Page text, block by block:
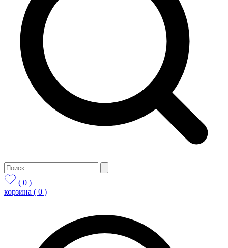
( 0 )
корзина ( 0 )